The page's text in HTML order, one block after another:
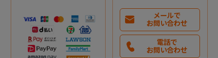
メールで
お問い合わせ
電話で
お問い合わせ